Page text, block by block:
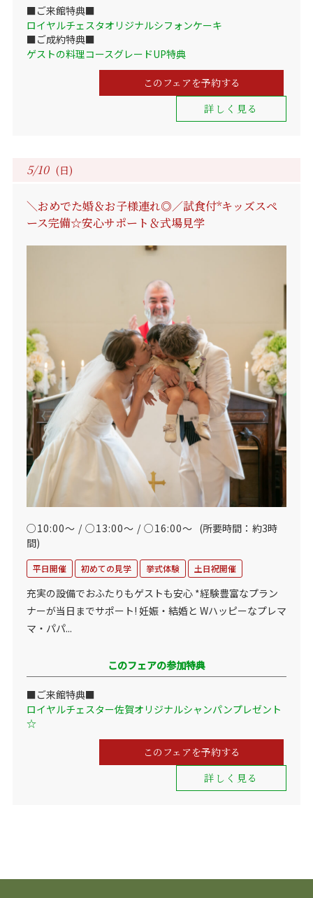
■ご来館特典■
ロイヤルチェスタオリジナルシフォンケーキ
■ご成約特典■
ゲストの料理コースグレードUP特典
このフェアを予約する
詳しく見る
5/10 (日)
＼おめでた婚＆お子様連れ◎／試食付*キッズスペ
ース完備☆安心サポート＆式場見学
○10:00～ / ○13:00～ / ○16:00～ (所要時間：約3時
間)
平日開催 初めての見学 挙式体験 土日祝開催
充実の設備でおふたりもゲストも安心 *経験豊富なプラン
ナーが当日までサポート! 妊娠・結婚と Wハッピーなプレマ
マ・パパ...
このフェアの参加特典
■ご来館特典■
ロイヤルチェスター佐賀オリジナルシャンパンプレゼント
☆
このフェアを予約する
詳しく見る